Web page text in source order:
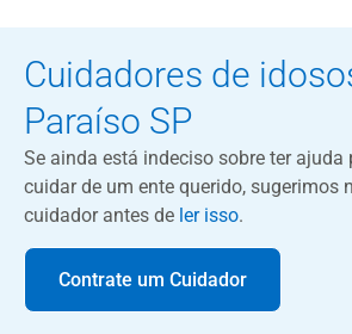
Cuidadores de
Paraíso SP
Se ainda está indeciso sobre ter
cuidar de um ente querido, sugerimos
cuidador antes de ler isso.
Contrate um Cuidador